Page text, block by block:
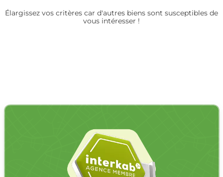
Élargissez vos critères car d'autres biens sont susceptibles de
vous intéresser !